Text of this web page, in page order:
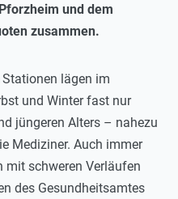
und dem
zusammen.
lägen im
und Winter fast nur
jüngeren Alters – nahezu
Mediziner. Auch immer
mit schweren Verläufen
des Gesundheitsamtes